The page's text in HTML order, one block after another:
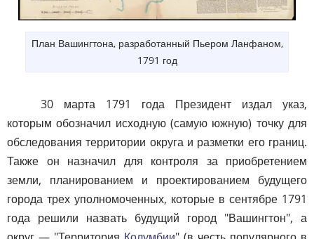
План Вашингтона, разработанный Пьером Ланфаном,
1791 год
30 марта 1791 года Президент издал указ,
которым обозначил исходную (самую южную) точку для
обследования территории округа и разметки его границ.
Также он назначил для контроля за приобретением
земли, планированием и проектированием будущего
города трех уполномоченных, которые в сентябре 1791
года решили назвать будущий город "Вашингтон", а